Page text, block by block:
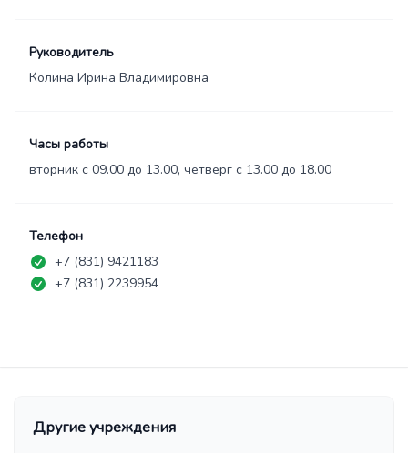
Руководитель
Колина Ирина Владимировна
Часы работы
вторник с 09.00 до 13.00, четверг с 13.00 до 18.00
Телефон
+7 (831) 9421183
+7 (831) 2239954
Другие учреждения